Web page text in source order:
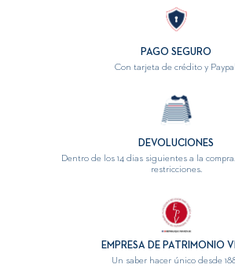
PAGO SEGURO
Con tarjeta de crédito y
DEVOLUCIONES
Dentro de los 14 dias siguientes a la
restricciones.
EMPRESA DE PATRIMONIO
Un saber hacer único desde